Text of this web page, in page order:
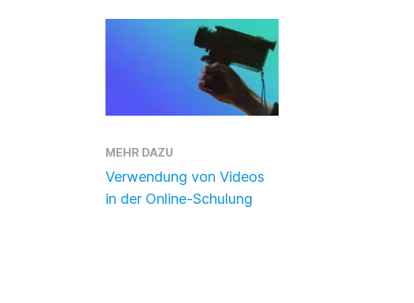
MEHR DAZU
Verwendung von Videos
in der Online-Schulung